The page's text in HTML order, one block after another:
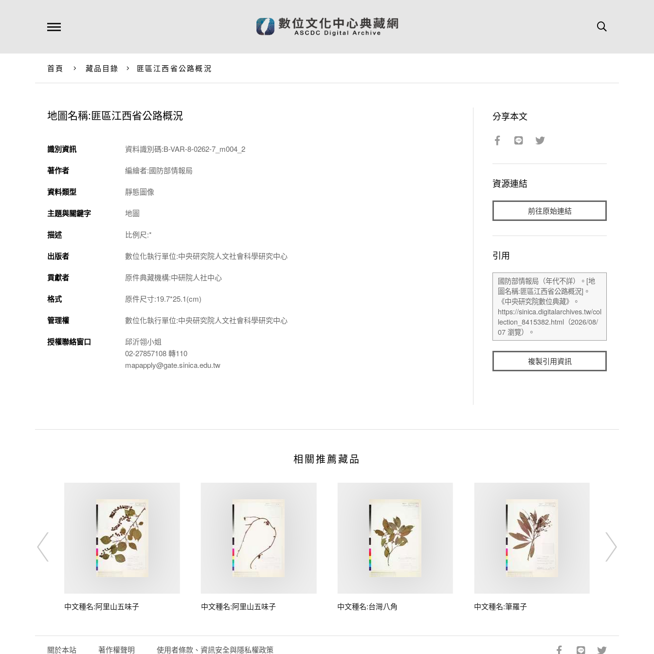
首頁 藏品目錄 匪區江西省公路概況
地圖名稱:匪區江西省公路概況
識別資訊 資料識別碼:B-VAR-8-0262-7_m004_2
著作者 編繪者:國防部情報局
資料類型 靜態圖像
主題與關鍵字 地圖
描述 比例尺:*
出版者 數位化執行單位:中央研究院人文社會科學研究中心
貢獻者 原件典藏機構:中研院人社中心
格式 原件尺寸:19.7*25.1(cm)
管理權 數位化執行單位:中央研究院人文社會科學研究中心
授權聯絡窗口
邱沂翎小姐
02-27857108 轉110
mapapply@gate.sinica.edu.tw
分享本文
資源連結
前往原始連結
引用
複製引用資訊
相關推薦藏品
中文種名:阿里山五味子 中文種名:阿里山五味子 中文種名:台灣八角 中文種名:筆羅子
關於本站 著作權聲明 使用者條款、資訊安全與隱私權政策